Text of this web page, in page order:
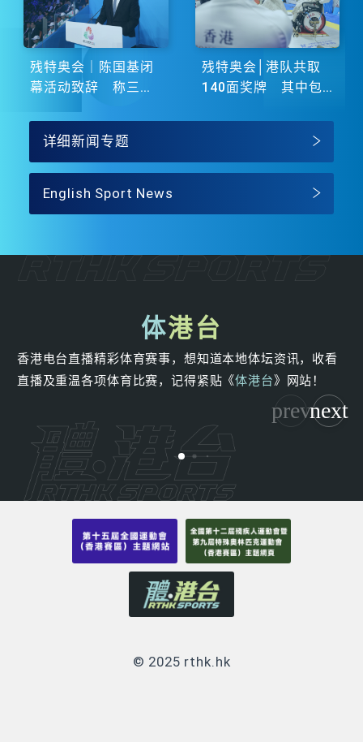
残特奥会｜陈国基闭
幕活动致辞 称三地
残特奥会│港队共取
140面奖牌 其中包
详细新闻专题
English Sport News
体港台
香港电台直播精彩体育赛事，想知道本地体坛资讯，收看
直播及重温各项体育比赛，记得紧贴《体港台》网站！
© 2025 rthk.hk